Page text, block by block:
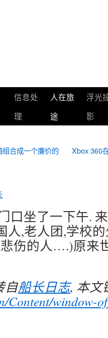
信息处
理
人在旅
途
浮光
影
合成一个廉价的
Xbox 360
口坐了一下午.
人,老人团,学校
伤的人….)原来
自船长日志, 本文
Content/window-